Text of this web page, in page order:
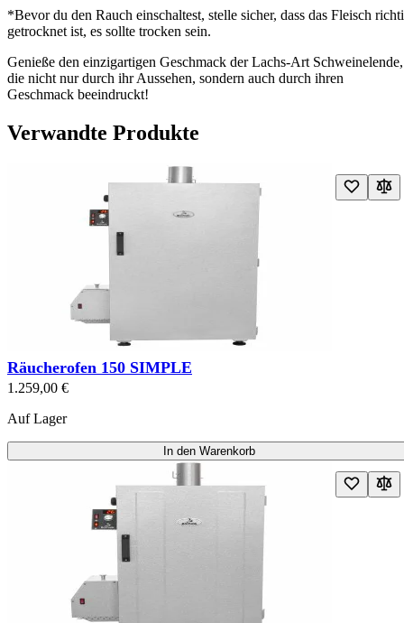
*Bevor du den Rauch einschaltest, stelle sicher, dass das Fleisch
getrocknet ist, es sollte trocken sein.
Genieße den einzigartigen Geschmack der Lachs-Art Schweinelende,
die nicht nur durch ihr Aussehen, sondern auch durch ihren
Geschmack beeindruckt!
Verwandte Produkte
Navigating through the elements of the carousel is possible using
Drücken Sie, um das Karussell zu überspringen
Press to go to carousel navigation
Räucherofen 150 SIMPLE
1.259,00 €
Auf Lager
In den Warenkorb